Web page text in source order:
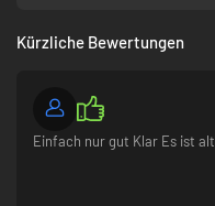
Kürzliche Bewertungen
Einfach nur gut Klar Es ist